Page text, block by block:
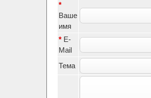
*
Ваше
имя
* E-
Mail
Тема